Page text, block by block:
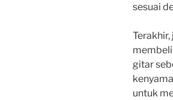
sesuai
gitar
untuk